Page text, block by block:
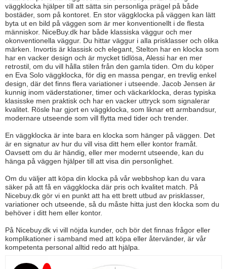
väggklocka hjälper till att sätta sin personliga prägel på både
bostäder, som på kontoret. En stor väggklocka på väggen kan lätt
byta ut en bild på väggen som är mer konventionellt i de flesta
människor. NiceBuy.dk har både klassiska väggur och mer
okonventionella väggur. Du hittar väggur i alla prisklasser och olika
märken. Invortis är klassisk och elegant, Stelton har en klocka som
har en vacker design och är mycket tidlösa, Alessi har en mer
retrostil, om du vill hålla stilen från den gamla tiden. Om du köper
en Eva Solo väggklocka, för dig en massa pengar, en trevlig enkel
design, där det finns flera variationer i utseende. Jacob Jensen är
kunnig inom väderstationer, timer och väckarklocka, deras typiska
klasisske men praktisk och har en vacker uttryck som signalerar
kvalitet. Rösle har gjort en väggklocka, som liknar ett armbandsur,
modernare utseende som vill flytta med tider och trender.
En väggklocka är inte bara en klocka som hänger på väggen. Det
är en signatur av hur du vill visa ditt hem eller kontor framåt.
Oavsett om du är händig, eller mer modernt utseende, kan du
hänga på väggen hjälper till att visa din personlighet.
Om du väljer att köpa din klocka på vår webbshop kan du vara
säker på att få en väggklocka där pris och kvalitet match. På
Nicebuy.dk gör vi en punkt att ha ett brett utbud av prisklasser,
variationer och utseende, så du måste hitta just den klocka som du
behöver i ditt hem eller kontor.
På Nicebuy.dk vi vill nöjda kunder, och bör det finnas frågor eller
komplikationer i samband med att köpa eller återvänder, är vår
kompetenta personal alltid redo att hjälpa.